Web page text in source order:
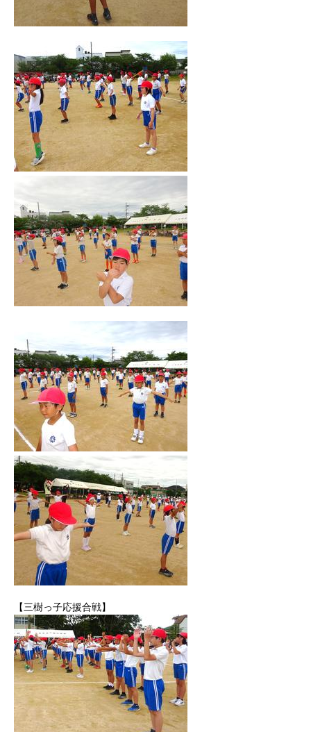
【三樹っ子応援合戦】